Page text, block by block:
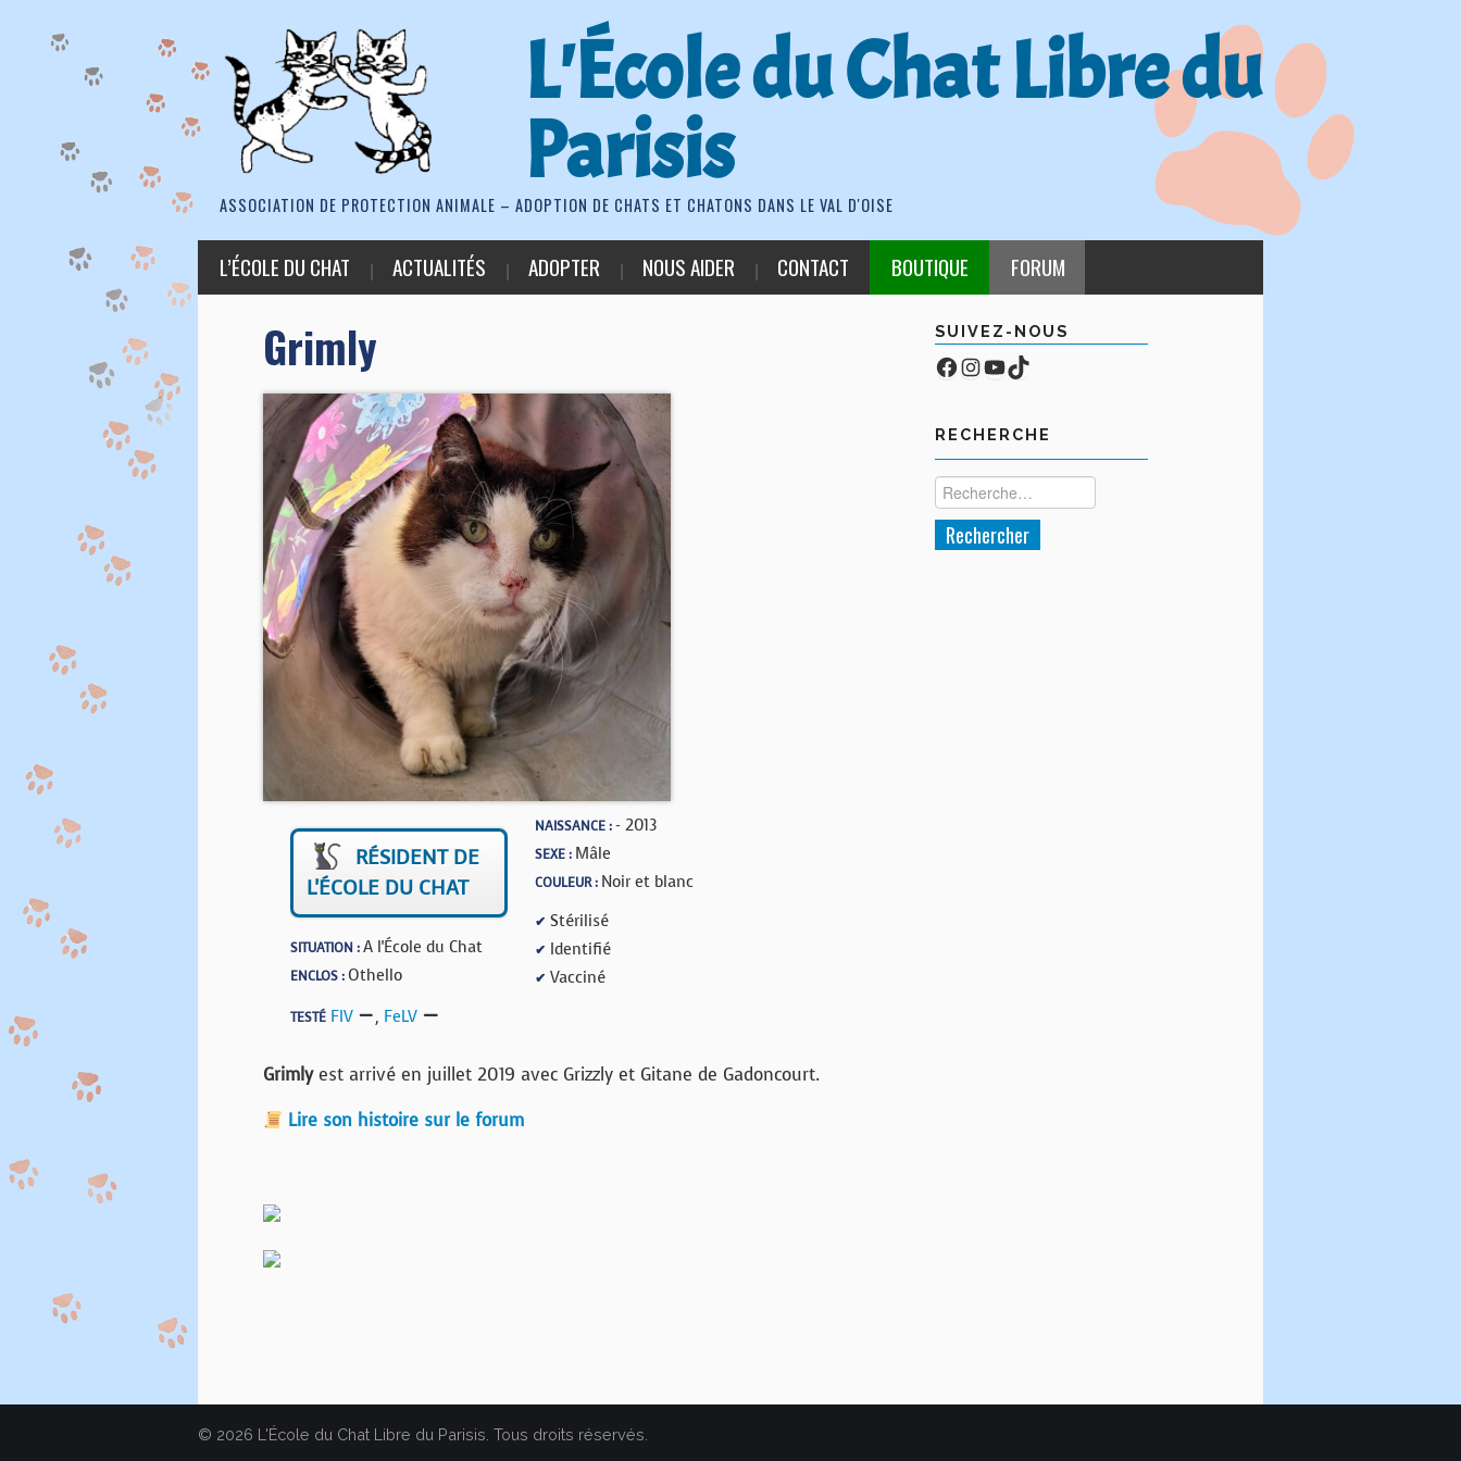
L'École du Chat Libre du
Parisis
ASSOCIATION DE PROTECTION ANIMALE – ADOPTION DE CHATS ET CHATONS DANS LE VAL D'OISE
L’ÉCOLE DU CHAT ACTUALITÉS ADOPTER NOUS AIDER CONTACT BOUTIQUE FORUM
Grimly
RÉSIDENT DE
L'ÉCOLE DU CHAT
SITUATION :A l'École du Chat
ENCLOS :Othello
NAISSANCE :- 2013
SEXE : Mâle
COULEUR : Noir et blanc
✔ Stérilisé
✔ Identifié
✔ Vacciné
TESTÉ FIV , FeLV
Grimlyest arrivé en juillet 2019 avec Grizzly et Gitane de Gadoncourt.
Lire son histoire sur le forum
SUIVEZ-NOUS
Facebook
Compte Instagram
YouTube
TikTok
RECHERCHE
© 2026 L'École du Chat Libre du Parisis. Tous droits réservés.